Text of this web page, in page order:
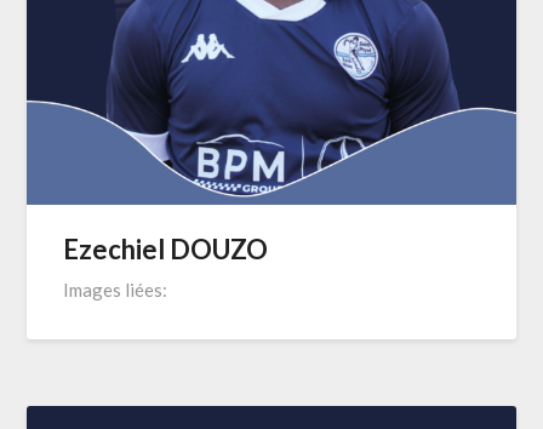
Ezechiel DOUZO
Images liées: